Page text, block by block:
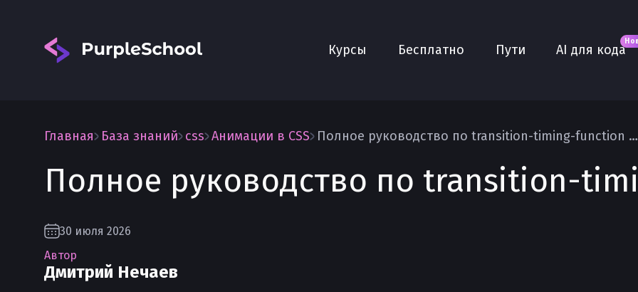
Курсы Бесплатно Пути AI для кода
О нас
AI Собеседование
Проекты
Главная База знаний css Анимации в CSS Полное руководство по transition-timing-function в CSS
Полное руководство по transition-
30 июля 2026
Автор
Дмитрий Нечаев